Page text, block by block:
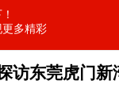
多精彩
访东莞虎门